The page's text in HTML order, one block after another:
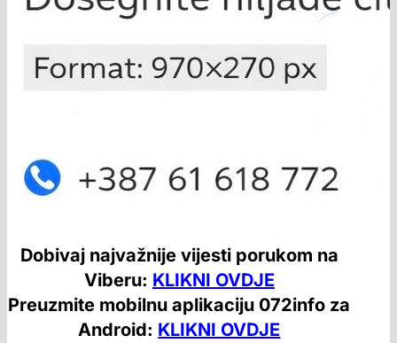
Dobivaj najvažnije vijesti porukom na
Viberu: KLIKNI OVDJE
Preuzmite mobilnu aplikaciju 072info za
Android: KLIKNI OVDJE